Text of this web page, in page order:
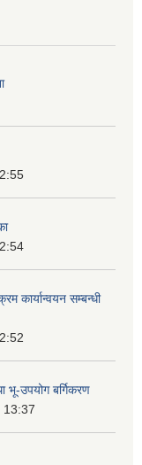
कार्यान्वयन सम्बन्धी
भू-उपयोग बर्गिकरण
13:37